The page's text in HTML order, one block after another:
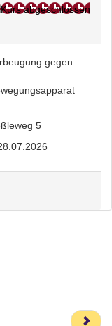
gegen
5